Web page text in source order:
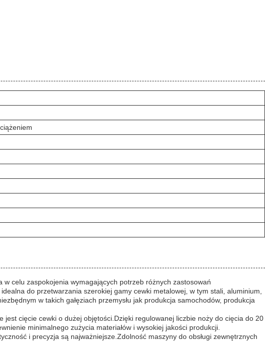
celu zaspokojenia wymagających potrzeb różnych zastosowań
do przetwarzania szerokiej gamy cewki metalowej, w tym stali, aluminium,
w takich gałęziach przemysłu jak produkcja samochodów, produkcja
cięcie cewki o dużej objętości.Dzięki regulowanej liczbie noży do cięcia do 20
minimalnego zużycia materiałów i wysokiej jakości produkcji.
i precyzja są najważniejsze.Zdolność maszyny do obsługi zewnętrznych